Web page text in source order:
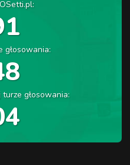
głosowania:
głosowania: